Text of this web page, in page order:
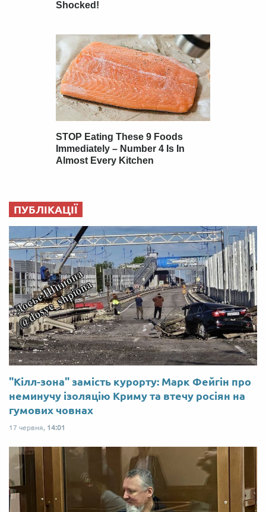
ПУБЛІКАЦІЇ
"Кілл-зона" замість курорту: Марк Фейгін про
неминучу ізоляцію Криму та втечу росіян на
гумових човнах
17 червня, 14:01